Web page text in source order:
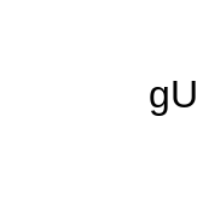
gU